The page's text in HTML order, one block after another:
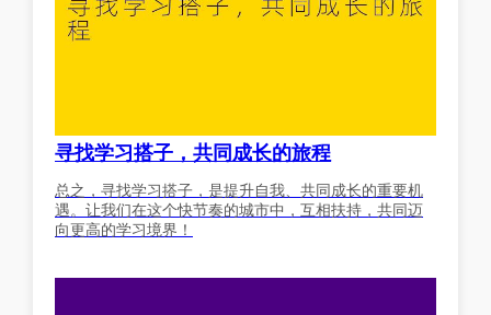
寻找学习搭子，共同成长的旅程
总之，寻找学习搭子，是提升自我、共同成长的重要机
遇。让我们在这个快节奏的城市中，互相扶持，共同迈
向更高的学习境界！